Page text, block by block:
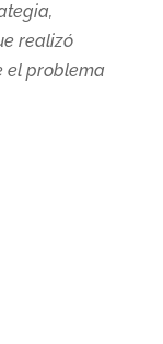
realizó
el problema